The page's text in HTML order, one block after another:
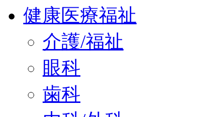
健康医療福祉
介護/福祉
眼科
歯科